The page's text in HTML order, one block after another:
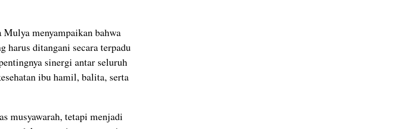
Mulya menyampaikan bahwa
harus ditangani secara terpadu
sinergi antar seluruh
ibu hamil, balita, serta
musyawarah, tetapi menjadi